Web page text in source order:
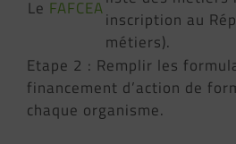
Le FAFCEAinscription au
métiers).
Etape 2 : Remplir les
financement d’action de
chaque organisme.